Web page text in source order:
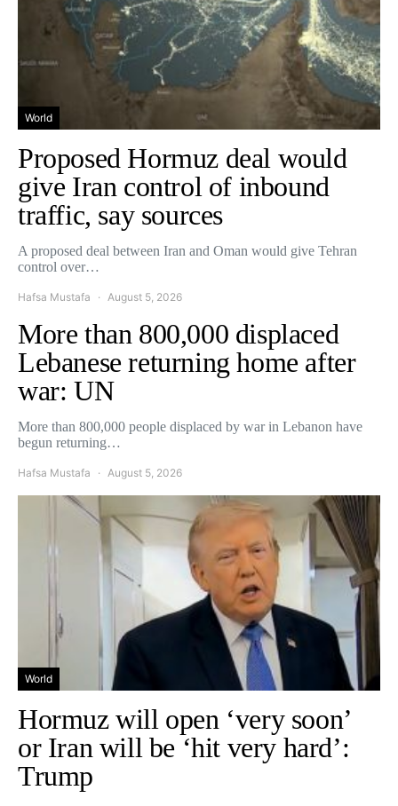
World
Proposed Hormuz deal would
give Iran control of inbound
traffic, say sources
A proposed deal between Iran and Oman would give Tehran
control over…
Hafsa Mustafa August 5, 2026
More than 800,000 displaced
Lebanese returning home after
war: UN
More than 800,000 people displaced by war in Lebanon have
begun returning…
Hafsa Mustafa August 5, 2026
World
Hormuz will open ‘very soon’
or Iran will be ‘hit very hard’:
Trump